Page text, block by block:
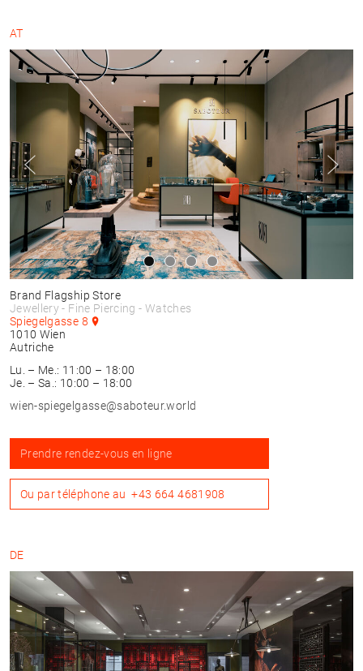
AT
Brand Flagship Store
Jewellery - Fine Piercing - Watches
Spiegelgasse 8
1010 Wien
Autriche
Lu. – Me.: 11:00 – 18:00
Je. – Sa.: 10:00 – 18:00
wien-spiegelgasse@saboteur.world
Prendre rendez-vous en ligne
Ou par téléphone au+43 664 4681908
DE